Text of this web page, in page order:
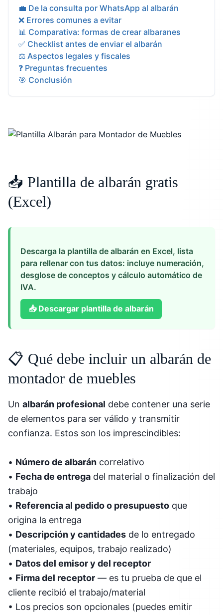
💼 De la consulta por WhatsApp al albarán
❌ Errores comunes a evitar
📊 Comparativa: formas de crear albaranes
✅ Checklist antes de enviar el albarán
⚖️ Aspectos legales y fiscales
❓ Preguntas frecuentes
🎯 Conclusión
📥 Plantilla de albarán gratis
(Excel)
Descarga la plantilla de albarán en Excel, lista
para rellenar con tus datos: incluye numeración,
desglose de conceptos y cálculo automático de
IVA.
📥 Descargar plantilla de albarán
📋 Qué debe incluir un albarán de
montador de muebles
Un albarán profesional debe contener una serie
de elementos para ser válido y transmitir
confianza. Estos son los imprescindibles:
• Número de albarán correlativo
• Fecha de entrega del material o finalización del
trabajo
• Referencia al pedido o presupuesto que
origina la entrega
• Descripción y cantidades de lo entregado
(materiales, equipos, trabajo realizado)
• Datos del emisor y del receptor
• Firma del receptor — es tu prueba de que el
cliente recibió el trabajo/material
• Los precios son opcionales (puedes emitir